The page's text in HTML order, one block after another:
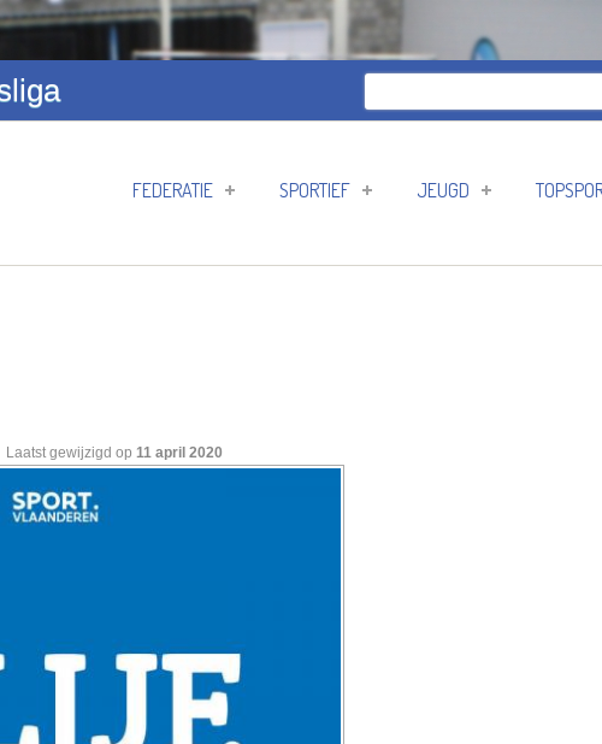
Zoekveld
FEDERATIE SPORTIEF JEUGD
Laatst gewijzigd op 11 april 2020